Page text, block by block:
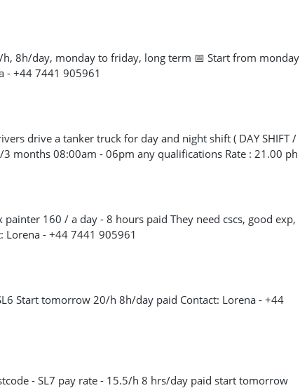
Monday Please get in touch if you're available and
h, 8h/day, monday to friday, long term 📅 Start from monday
- +44 7441 905961
drive a tanker truck for day and night shift ( DAY SHIFT /
3 months 08:00am - 06pm any qualifications Rate : 21.00 ph
shift Contact: Lorena - +44 7441 905961
160 / a day - 8 hours paid They need cscs, good exp,
Lorena - +44 7441 905961
Start tomorrow 20/h 8h/day paid Contact: Lorena - +44
- SL7 pay rate - 15.5/h 8 hrs/day paid start tomorrow